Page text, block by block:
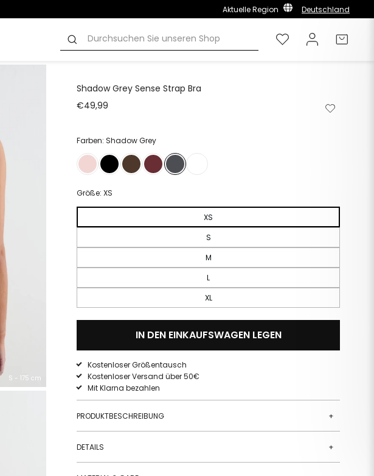
Aktuelle Region Deutschland
WunschlisteEinloggen
S - 175 cm
Shadow Grey Sense Strap Bra
€49,99
Zur
Farben: Shadow Grey
Größe:XS
XS
S
M
L
XL
IN DEN EINKAUFSWAGEN LEGEN
Kostenloser Größentausch
Kostenloser Versand über 50€
Mit Klarna bezahlen
PRODUKTBESCHREIBUNG +
DETAILS +